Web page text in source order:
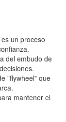
un proceso
del embudo de
"flywheel" que
mantener el